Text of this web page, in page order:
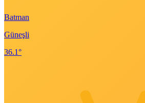
Batman
Güneşli
36.1°